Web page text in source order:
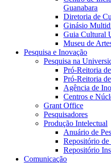
Guanabara
Diretoria de
Ginásio
Guia Cultural
Museu de
Pesquisa e Inovação
Pesquisa na
Pró-Reitoria
Pró-Reitoria
Agência de
Centros e
Grant Office
Pesquisadores
Produção Intelectual
Anuário de
Repositório de
Repositório
Comunicação